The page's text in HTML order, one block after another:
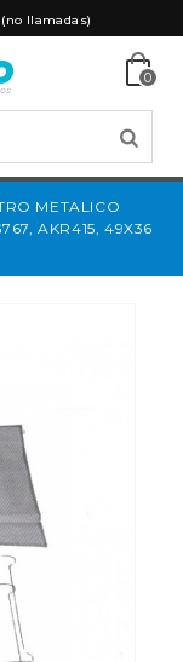
llamadas)
0
METALICO
AKR415, 49X36